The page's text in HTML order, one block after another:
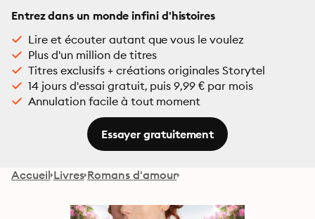
Entrez dans un monde infini d'histoires
Lire et écouter autant que vous le voulez
Plus d'un million de titres
Titres exclusifs + créations originales Storytel
14 jours d'essai gratuit, puis 9,99 € par mois
Annulation facile à tout moment
Essayer gratuitement
Accueil Livres Romans d'amour